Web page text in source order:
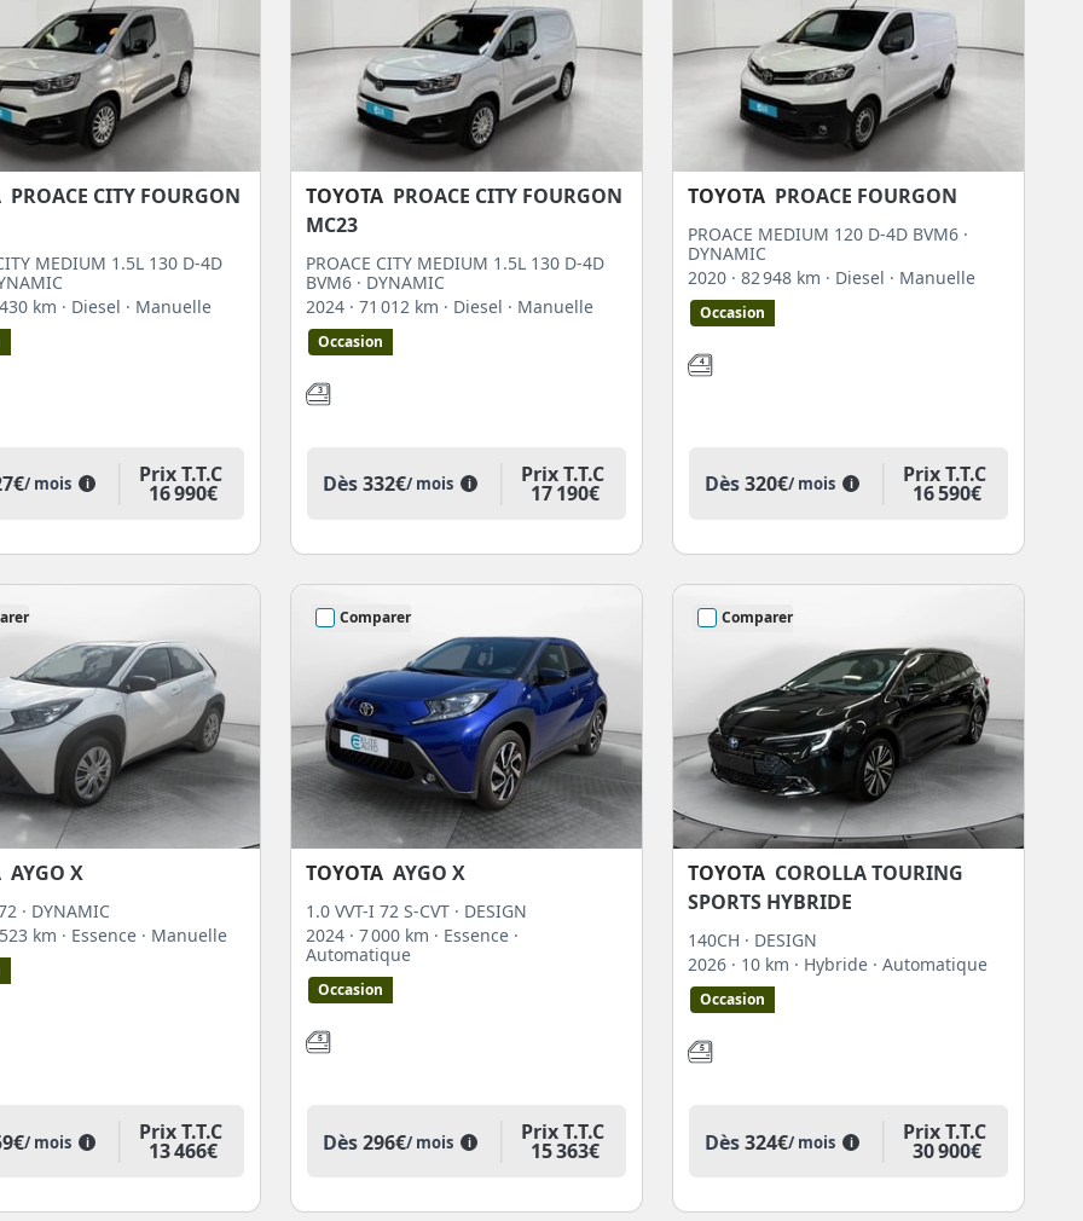
PROACE CITY FOURGON
MEDIUM 1.5L 130 D-4D
km · Diesel · Manuelle
/ mois i Prix T.T.C
16 990€
TOYOTA PROACE CITY FOURGON
MC23
PROACE CITY MEDIUM 1.5L 130 D-4D
BVM6 · DYNAMIC
2024 · 71 012 km · Diesel · Manuelle
Occasion
Dès332€/ mois i Prix T.T.C
17 190€
TOYOTA PROACE FOURGON
PROACE MEDIUM 120 D-4D BVM6 ·
DYNAMIC
2020 · 82 948 km · Diesel · Manuelle
Occasion
Dès320€/ mois i Prix T.T.C
16 590€
AYGO X
· DYNAMIC
km · Essence · Manuelle
/ mois i Prix T.T.C
13 466€
Comparer
TOYOTA AYGO X
1.0 VVT-I 72 S-CVT · DESIGN
2024 · 7 000 km · Essence ·
Automatique
Occasion
Dès296€/ mois i Prix T.T.C
15 363€
Comparer
TOYOTA COROLLA TOURING
SPORTS HYBRIDE
140CH · DESIGN
2026 · 10 km · Hybride · Automatique
Occasion
Dès324€/ mois i Prix T.T.C
30 900€